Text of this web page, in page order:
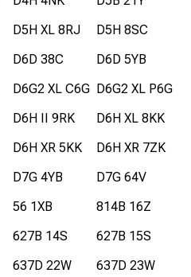
D5H XL 8RJ
D5H 8SC
D6D 38C
D6D 5YB
D6G2 XL C6G D6G2 XL P6G
D6H II 9RK
D6H XL 8KK
D6H XR 5KK
D6H XR 7ZK
D7G 4YB
D7G 64V
56 1XB
814B 16Z
627B 14S
627B 15S
637D 22W
637D 23W